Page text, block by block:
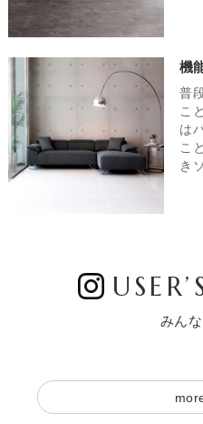
機
普
こ
は
こ
き
みん